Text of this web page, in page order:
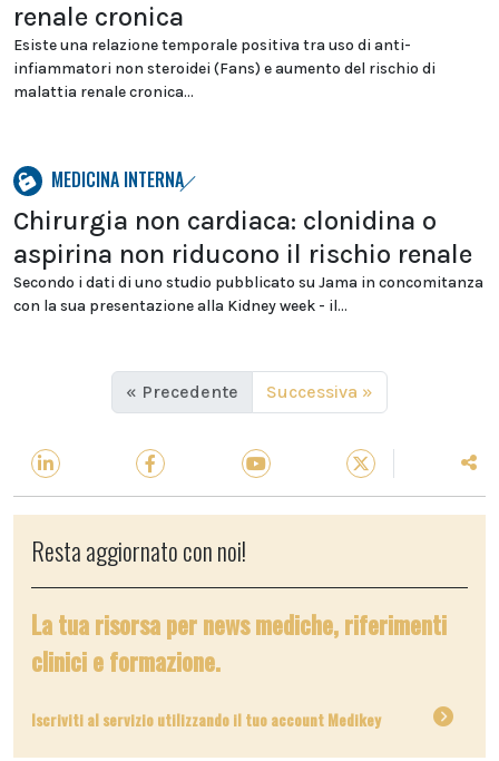
renale cronica
Esiste una relazione temporale positiva tra uso di anti-
infiammatori non steroidei (Fans) e aumento del rischio di
malattia renale cronica...
MEDICINA INTERNA
Chirurgia non cardiaca: clonidina o
aspirina non riducono il rischio renale
Secondo i dati di uno studio pubblicato su Jama in concomitanza
con la sua presentazione alla Kidney week - il...
« Precedente Successiva »
Resta aggiornato con noi!
La tua risorsa per news mediche, riferimenti
clinici e formazione.
Iscriviti al servizio utilizzando il tuo account Medikey